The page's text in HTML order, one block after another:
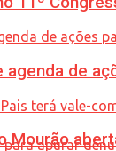
agenda de
Mourão